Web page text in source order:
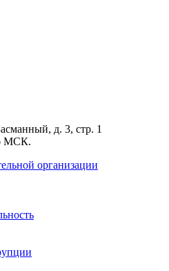
д. 3, стр. 1
МСК.
организации